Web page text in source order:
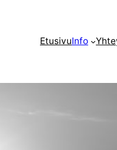
EtusivuInfo